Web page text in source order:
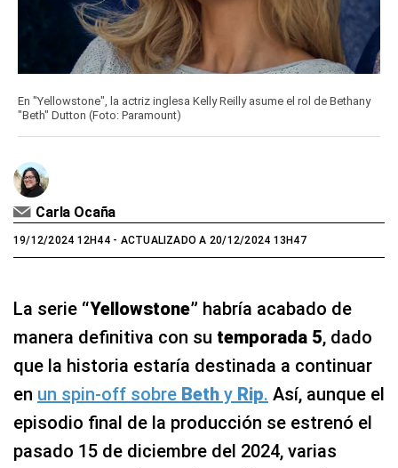
En "Yellowstone", la actriz inglesa Kelly Reilly asume el rol de Bethany
"Beth" Dutton (Foto: Paramount)
Carla Ocaña
19/12/2024 12H44- ACTUALIZADO A 20/12/2024 13H47
La serie “Yellowstone” habría acabado de
manera definitiva con su temporada 5, dado
que la historia estaría destinada a continuar
en un spin-off sobre Beth y Rip. Así, aunque el
episodio final de la producción se estrenó el
pasado 15 de diciembre del 2024, varias